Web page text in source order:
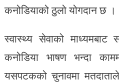
कनोडियाको ठुलो योगदान छ ।
स्वास्थ्य सेवाको माध्यमबाट
कनोडिया भाषण भन्दा
यसपटकको चुनावमा